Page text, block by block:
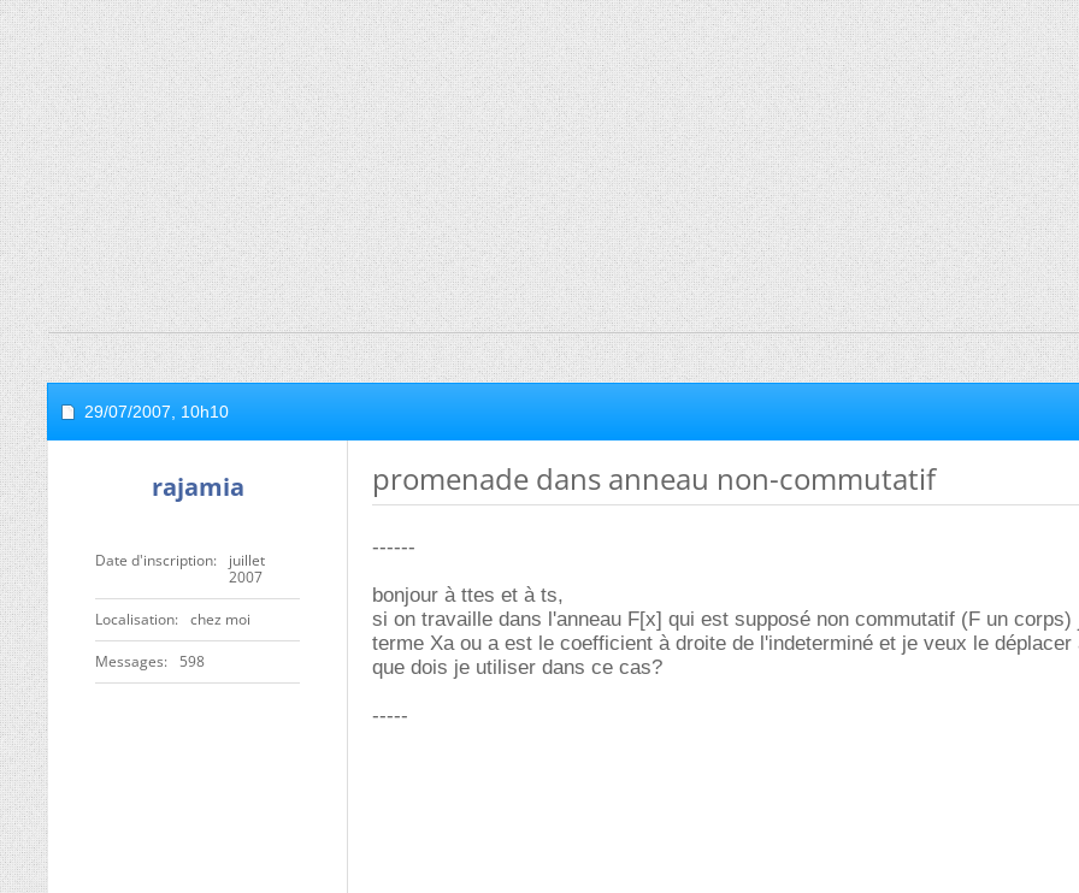
29/07/2007, 10h10
rajamia
Date d'inscription
juillet
2007
Localisation chez moi
Messages 598
promenade dans anneau non-commutatif
------
bonjour à ttes et à ts,
si on travaille dans l'anneau F[x] qui est supposé non commutatif (F un corps)
terme Xa ou a est le coefficient à droite de l'indeterminé et je veux le déplacer
que dois je utiliser dans ce cas?
-----